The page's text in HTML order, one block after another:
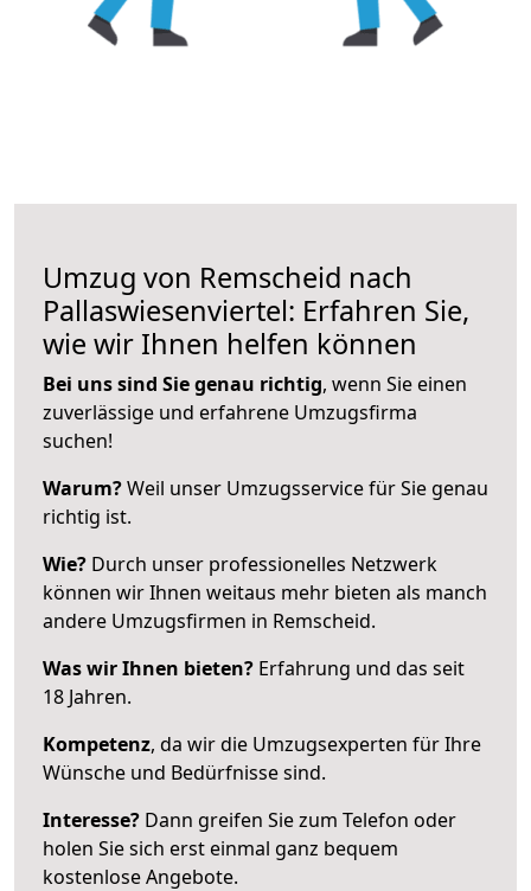
Umzug von Remscheid nach
Pallaswiesenviertel: Erfahren Sie,
wie wir Ihnen helfen können
Bei uns sind Sie genau richtig, wenn Sie einen
zuverlässige und erfahrene Umzugsfirma
suchen!
Warum?Weil unser Umzugsservice für Sie genau
richtig ist.
Wie? Durch unser professionelles Netzwerk
können wir Ihnen weitaus mehr bieten als manch
andere Umzugsfirmen in Remscheid.
Was wir Ihnen bieten? Erfahrung und das seit
18 Jahren.
Kompetenz, da wir die Umzugsexperten für Ihre
Wünsche und Bedürfnisse sind.
Interesse? Dann greifen Sie zum Telefon oder
holen Sie sich erst einmal ganz bequem
kostenlose Angebote.